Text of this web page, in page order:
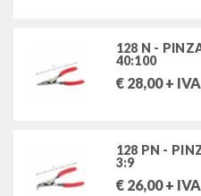
128 N -
40:100
€ 28,00+ IVA
128 PN -
3:9
€ 26,00+ IVA